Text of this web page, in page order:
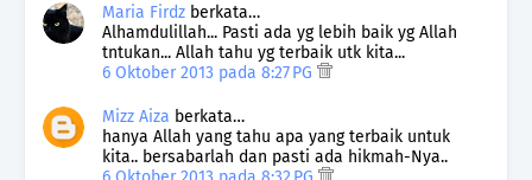
Maria Firdz berkata…
Alhamdulillah... Pasti ada yg lebih baik yg Allah
tntukan... Allah tahu yg terbaik utk kita...
6 Oktober 2013 pada 8:27 PG
Mizz Aiza berkata…
hanya Allah yang tahu apa yang terbaik untuk
kita.. bersabarlah dan pasti ada hikmah-Nya..